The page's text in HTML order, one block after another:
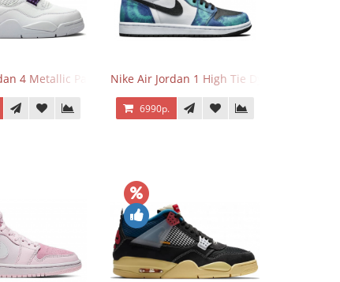
4 Metallic Pack PurpleNike Air Jordan 1 High Tie Dye
6990р.